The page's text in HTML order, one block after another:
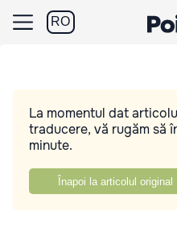
RO
La momentul dat
traducere, vă rugăm să
minute.
Înapoi la articolul original